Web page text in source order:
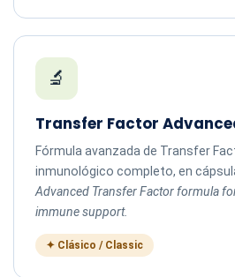
🔬
Transfer Factor
Fórmula avanzada de Transfer
inmunológico completo, en
Advanced Transfer Factor formula
immune support.
✦ Clásico / Classic